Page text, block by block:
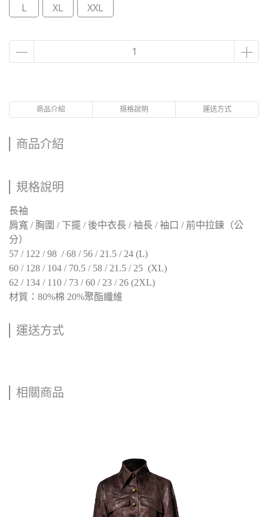
L
XL XXL
商品介紹 規格說明 運送方式
商品介紹
規格說明
長袖
肩寬 / 胸圍 / 下擺 / 後中衣長 / 袖長 / 袖口 / 前中拉鍊（公
分）
57 / 122 / 98 / 68 / 56 / 21.5 / 24 (L)
60 / 128 / 104 / 70.5 / 58 / 21.5 / 25 (XL)
62 / 134 / 110 / 73 / 60 / 23 / 26 (2XL)
材質：80%棉 20%聚酯纖維
運送方式
相關商品